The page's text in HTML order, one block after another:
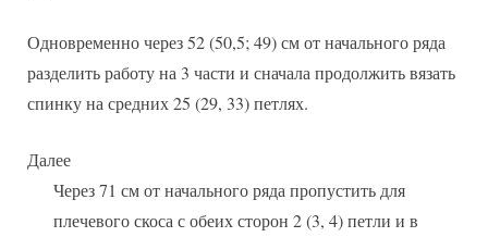
Одновременно через 52 (50,5; 49) см от начального ряда
разделить работу на 3 части и сначала продолжить вязать
спинку на средних 25 (29, 33) петлях.
Далее
Через 71 см от начального ряда пропустить для
плечевого скоса с обеих сторон 2 (3, 4) петли и в